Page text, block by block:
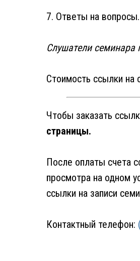
7. Ответы на вопросы.
Слушатели семинара
Стоимость ссылки на
Чтобы заказать
страницы.
После оплаты счета
просмотра на одном
ссылки на записи
Контактный телефон: